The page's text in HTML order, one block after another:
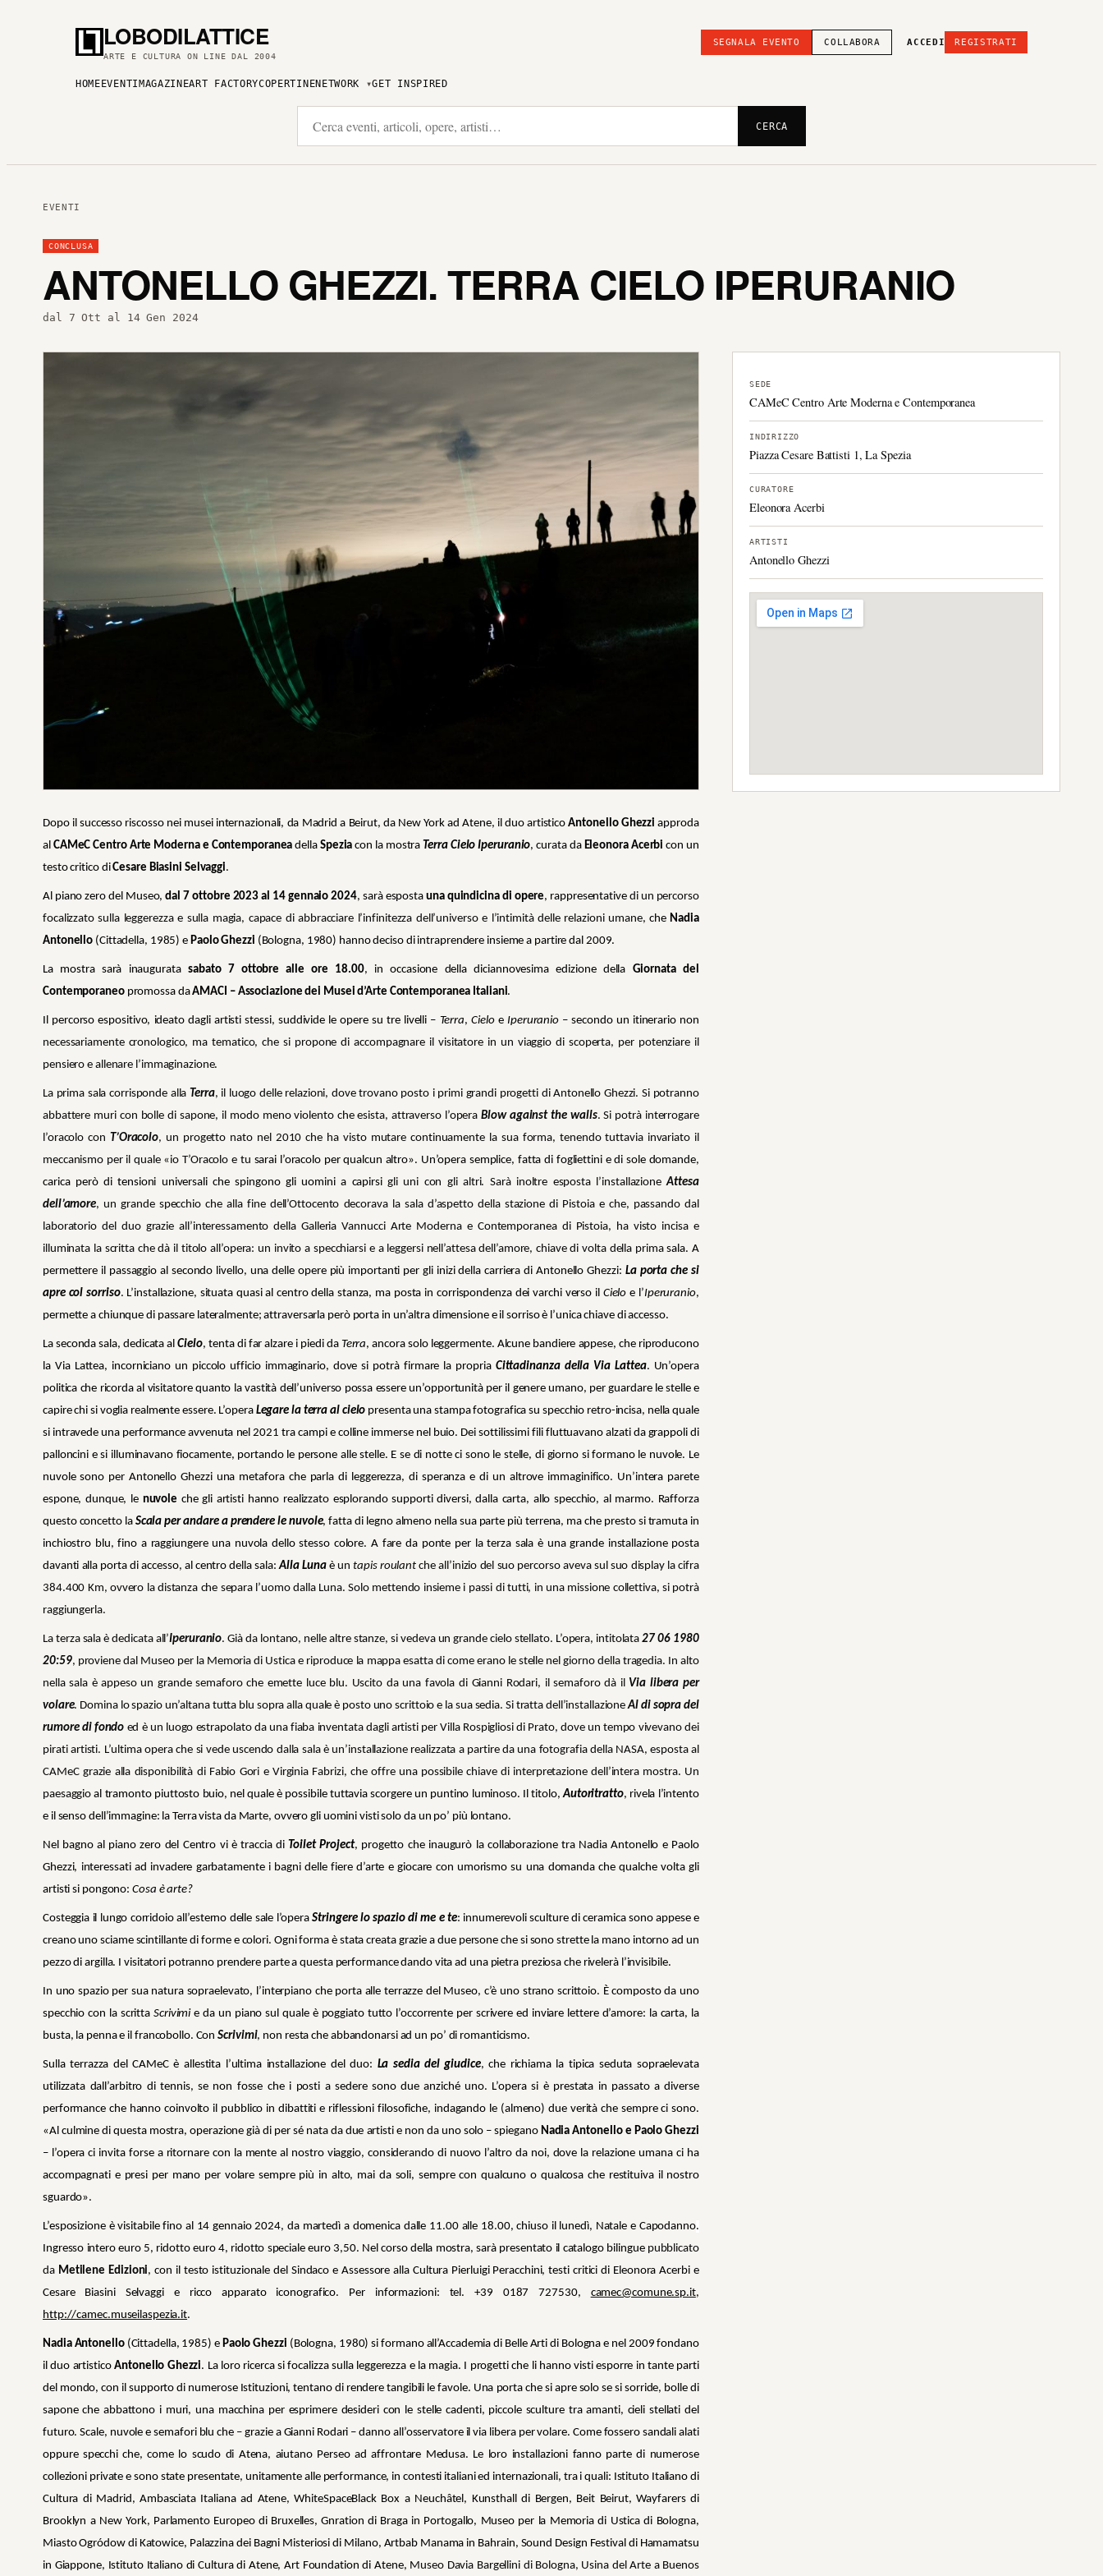
LOBODILATTICE
ARTE E CULTURA ON LINE DAL 2004
SEGNALA EVENTO COLLABORA ACCEDI REGISTRATI
HOME EVENTI MAGAZINEART FACTORYCOPERTINENETWORK GET INSPIRED
CERCA
EVENTI
CONCLUSA
ANTONELLO GHEZZI. TERRA CIELO IPERURANIO
dal 7 Ott al 14 Gen 2024
Dopo il successo riscosso nei musei internazionali, da Madrid a Beirut, da New York ad Atene, il duo artisticoAntonello Ghezzi approda
al CAMeC Centro Arte Moderna e ContemporaneadellaSpeziacon la mostra Terra Cielo Iperuranio, curata da Eleonora Acerbicon un
testo critico diCesare Biasini Selvaggi.
Al piano zero del Museo,dal 7 ottobre 2023 al 14 gennaio 2024, sarà espostauna quindicina di opere, rappresentative di un percorso
focalizzato sulla leggerezza e sulla magia, capace di abbracciare l’infinitezza dell’universo e l’intimità delle relazioni umane, cheNadia
Antonello (Cittadella, 1985) e Paolo Ghezzi (Bologna, 1980) hanno deciso di intraprendere insieme a partire dal 2009.
La mostra sarà inaugurata sabato 7 ottobre alle ore 18.00, in occasione della diciannovesima edizione della Giornata del
Contemporaneopromossa daAMACI – Associazione dei Musei d’Arte Contemporanea Italiani.
Il percorso espositivo, ideato dagli artisti stessi, suddivide le opere su tre livelli – Terra,Cieloe Iperuranio – secondo un itinerario non
necessariamente cronologico, ma tematico, che si propone di accompagnare il visitatore in un viaggio di scoperta, per potenziare il
pensiero e allenare l’immaginazione.
La prima sala corrisponde alla Terra, il luogo delle relazioni, dove trovano posto i primi grandi progetti di Antonello Ghezzi. Si potranno
abbattere muri con bolle di sapone, il modo meno violento che esista, attraverso l’operaBlow against the walls. Si potrà interrogare
l’oracolo con T’Oracolo, un progetto nato nel 2010 che ha visto mutare continuamente la sua forma, tenendo tuttavia invariato il
meccanismo per il quale «io T’Oracolo e tu sarai l’oracolo per qualcun altro». Un’opera semplice, fatta di fogliettini e di sole domande,
carica però di tensioni universali che spingono gli uomini a capirsigli uni con gli altri. Sarà inoltre esposta l’installazioneAttesa
dell’amore, un grande specchio che alla fine dell’Ottocento decorava la sala d’aspetto della stazione di Pistoia e che, passando dal
laboratorio del duo grazie all’interessamento della Galleria Vannucci Arte Moderna e Contemporanea di Pistoia, ha visto incisa e
illuminata la scritta che dà il titolo all’opera: un invito a specchiarsi e a leggersi nell’attesa dell’amore, chiave di volta della primasala. A
permettere il passaggio al secondo livello, una delle opere più importanti per gli inizi della carriera di Antonello Ghezzi: La porta che si
apre col sorriso. L’installazione, situata quasi al centro della stanza, ma posta in corrispondenza dei varchi verso il Cielo e l’Iperuranio,
permette a chiunque di passare lateralmente; attraversarla però porta in un’altra dimensione e il sorriso è l’unica chiave di accesso.
La seconda sala, dedicata alCielo, tenta di far alzare i piedi da Terra, ancora solo leggermente. Alcune bandiere appese, che riproducono
la Via Lattea, incorniciano un piccolo ufficio immaginario, dove si potrà firmare la propria Cittadinanza della Via Lattea. Un’opera
politica che ricorda al visitatore quanto la vastità dell’universo possa essere un’opportunità per il genere umano, per guardare le stelle e
capire chi si voglia realmente essere. L’opera Legare la terra al cielo presenta una stampa fotografica su specchio retro-incisa, nella quale
si intravede una performance avvenuta nel 2021 tra campi e colline immerse nel buio. Dei sottilissimi fili fluttuavano alzati da grappoli di
palloncini e si illuminavano fiocamente, portando le persone alle stelle. E se di notte ci sono le stelle, di giorno si formano le nuvole. Le
nuvole sono per Antonello Ghezzi una metafora che parla di leggerezza, di speranza e di un altrove immaginifico. Un’intera parete
espone, dunque, le nuvole che gli artisti hanno realizzato esplorando supporti diversi, dalla carta, allo specchio, al marmo. Rafforza
questo concetto la Scala per andare a prendere le nuvole, fatta di legno almeno nella sua parte più terrena, ma che presto si tramuta in
inchiostro blu, fino a raggiungere una nuvola dello stesso colore. A fare da ponte per la terza sala è una grande installazione posta
davanti alla porta di accesso, al centro della sala:Alla Lunaè un tapis roulant che all’inizio del suo percorso aveva sul suo display la cifra
384.400 Km, ovvero la distanza che separa l’uomo dalla Luna. Solo mettendo insieme i passi di tutti, in una missione collettiva, si potrà
raggiungerla.
La terza sala è dedicata all’Iperuranio. Già da lontano, nelle altre stanze, si vedeva un grande cielo stellato. L’opera, intitolata 27 06 1980
20:59, proviene dal Museo per la Memoria di Ustica e riproduce la mappa esatta di come erano le stelle nel giorno della tragedia. In alto
nella sala è appeso un grande semaforo che emette luce blu. Uscito da una favola di Gianni Rodari, il semaforo dà il Via libera per
volare. Domina lo spazio un’altana tutta blu sopra alla quale è posto uno scrittoio e la sua sedia. Si tratta dell’installazioneAl di sopra del
rumore di fondo ed è un luogo estrapolato da una fiaba inventata dagli artisti per Villa Rospigliosi di Prato, dove un tempo vivevano dei
pirati artisti. L’ultima opera che si vede uscendo dalla sala è un’installazione realizzata a partire da una fotografia della NASA, esposta al
CAMeC grazie alla disponibilità di Fabio Gori e Virginia Fabrizi, che offre una possibile chiave di interpretazione dell’intera mostra. Un
paesaggioal tramonto piuttosto buio, nel quale è possibile tuttavia scorgere un puntino luminoso. Il titolo,Autoritratto, rivela l’intento
e il senso dell’immagine: la Terra vista da Marte, ovvero gli uomini visti solo da un po’ più lontano.
Nel bagno al piano zero del Centro vi è traccia di Toilet Project, progetto che inaugurò la collaborazione tra Nadia Antonello e Paolo
Ghezzi, interessati ad invadere garbatamente i bagni delle fiere d’arte e giocare con umorismo su una domanda che qualche volta gli
artisti si pongono:Cosa è arte?
Costeggia il lungo corridoio all’esterno delle sale l’operaStringere lo spazio di me e te: innumerevoli sculture di ceramica sono appese e
creano uno sciame scintillante di forme e colori. Ogni forma è stata creata grazie a due persone che si sono strette la mano intorno ad un
pezzo di argilla. I visitatori potranno prendere parte a questa performance dando vita ad una pietra preziosa che rivelerà l’invisibile.
In uno spazio per sua natura sopraelevato, l’interpiano che porta alle terrazze del Museo, c’è uno strano scrittoio. È composto da uno
specchio con la scrittaScrivimi e da un piano sul quale è poggiato tutto l’occorrente per scrivere ed inviare lettere d’amore: la carta, la
busta, la penna e il francobollo. ConScrivimi, non resta che abbandonarsi ad un po’ di romanticismo.
Sulla terrazza del CAMeC è allestita l’ultima installazione del duo: La sedia del giudice, che richiama la tipica seduta sopraelevata
utilizzata dall’arbitro di tennis, se non fosse che i posti a sedere sono due anziché uno. L’opera si è prestata in passato a diverse
performance che hanno coinvolto il pubblico in dibattiti e riflessioni filosofiche, indagando le (almeno) due verità che sempre ci sono.
«Al culmine di questa mostra, operazione già di per sé nata da due artisti e non da uno solo – spiegano Nadia Antonello e Paolo Ghezzi
– l’opera ci invita forse a ritornare con la mente al nostro viaggio, considerando di nuovo l’altro da noi, dove la relazione umana ci ha
accompagnati e presi per mano per volare sempre più in alto, mai da soli, sempre con qualcuno o qualcosa che restituiva il nostro
sguardo».
L’esposizione è visitabile fino al 14 gennaio 2024, da martedì a domenica dalle 11.00 alle 18.00, chiuso il lunedì, Natale e Capodanno.
Ingresso intero euro 5, ridotto euro 4, ridotto speciale euro 3,50. Nel corso della mostra, sarà presentato il catalogo bilingue pubblicato
da Metilene Edizioni, con il testo istituzionale del Sindaco e Assessore alla Cultura Pierluigi Peracchini, testi critici di Eleonora Acerbi e
Cesare Biasini Selvaggi e ricco apparato iconografico. Per informazioni: tel. +39 0187 727530, camec@comune.sp.it,
http://camec.museilaspezia.it.
Nadia Antonello(Cittadella, 1985) e Paolo Ghezzi (Bologna, 1980) si formano all’Accademia di Belle Arti di Bologna e nel 2009 fondano
il duo artisticoAntonello Ghezzi. La loro ricerca si focalizza sulla leggerezza e la magia. I progetti che li hanno visti esporre in tante parti
del mondo, con il supporto di numerose Istituzioni, tentano di rendere tangibili le favole. Una porta che si apre solo se si sorride, bolle di
sapone che abbattono i muri, una macchina per esprimere desideri con le stelle cadenti, piccole sculture tra amanti, cieli stellati del
futuro. Scale, nuvole e semafori blu che – grazie a Gianni Rodari – danno all’osservatore il via libera per volare. Come fossero sandali alati
oppure specchi che, come lo scudo di Atena, aiutano Perseo ad affrontare Medusa. Le loro installazioni fanno parte di numerose
collezioni private e sono state presentate, unitamente alle performance, in contesti italiani ed internazionali, tra i quali: Istituto Italiano di
Cultura di Madrid, Ambasciata Italiana ad Atene, WhiteSpaceBlack Box a Neuchâtel, Kunsthall di Bergen, Beit Beirut, Wayfarers di
Brooklyn a New York, Parlamento Europeo di Bruxelles, Gnration di Braga in Portogallo, Museo per la Memoria di Ustica di Bologna,
Miasto Ogródow di Katowice, Palazzina dei Bagni Misteriosi di Milano, Artbab Manama in Bahrain, Sound Design Festival di Hamamatsu
in Giappone, Istituto Italiano di Cultura di Atene, Art Foundation di Atene, Museo Davia Bargellini di Bologna, Usina del Arte a Buenos
SEDE
CAMeC Centro Arte Moderna e Contemporanea
INDIRIZZO
Piazza Cesare Battisti 1, La Spezia
CURATORE
Eleonora Acerbi
ARTISTI
Antonello Ghezzi